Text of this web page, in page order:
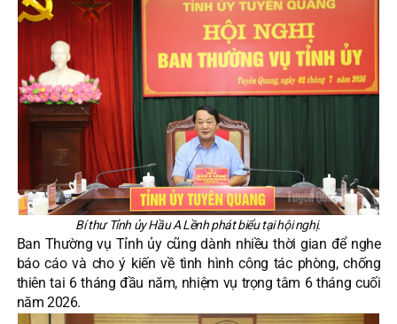
Bí thư Tỉnh ủy Hầu A Lềnh phát biểu tại hội nghị.
Ban Thường vụ Tỉnh ủy cũng dành nhiều thời gian để nghe
báo cáo và cho ý kiến về tình hình công tác phòng, chống
thiên tai 6 tháng đầu năm, nhiệm vụ trọng tâm 6 tháng cuối
năm 2026.